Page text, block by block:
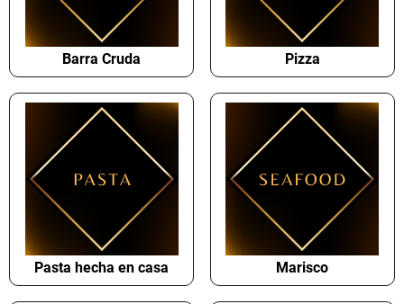
Barra Cruda Pizza
Pasta hecha en casa Marisco